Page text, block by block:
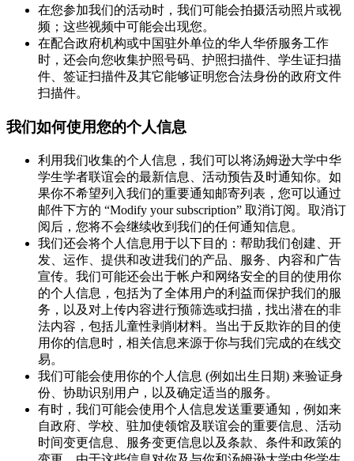
在您参加我们的活动时，我们可能会拍摄活动照片或视
频；这些视频中可能会出现您。
在配合政府机构或中国驻外单位的华人华侨服务工作
时，还会向您收集护照号码、护照扫描件、学生证扫描
件、签证扫描件及其它能够证明您合法身份的政府文件
扫描件。
我们如何使用您的个人信息
利用我们收集的个人信息，我们可以将汤姆逊大学中华
学生学者联谊会的最新信息、活动预告及时通知你。如
果你不希望列入我们的重要通知邮寄列表，您可以通过
邮件下方的 “Modify your subscription” 取消订阅。取消订
阅后，您将不会继续收到我们的任何通知信息。
我们还会将个人信息用于以下目的：帮助我们创建、开
发、运作、提供和改进我们的产品、服务、内容和广告
宣传。我们可能还会出于帐户和网络安全的目的使用你
的个人信息，包括为了全体用户的利益而保护我们的服
务，以及对上传内容进行预筛选或扫描，找出潜在的非
法内容，包括儿童性剥削材料。当出于反欺诈的目的使
用你的信息时，相关信息来源于你与我们完成的在线交
易。
我们可能会使用你的个人信息 (例如出生日期) 来验证身
份、协助识别用户，以及确定适当的服务。
有时，我们可能会使用个人信息发送重要通知，例如来
自政府、学校、驻加使领馆及联谊会的重要信息、活动
时间变更信息、服务变更信息以及条款、条件和政策的